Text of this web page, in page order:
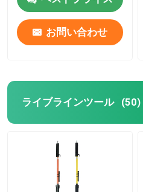
お問い合わせ
ライブラインツール (50)